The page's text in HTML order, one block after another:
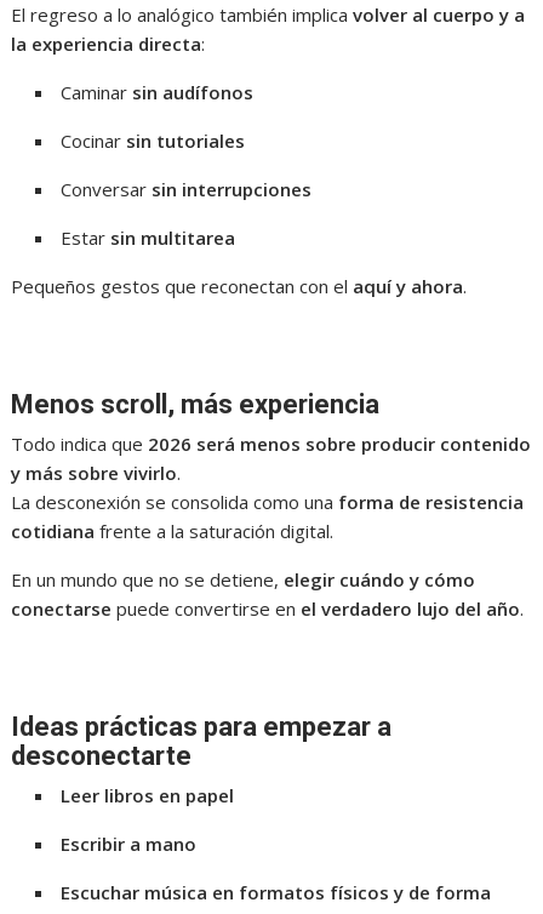
El regreso a lo analógico también implicavolver al cuerpo y a
la experiencia directa:
Caminar sin audífonos
Cocinar sin tutoriales
Conversar sin interrupciones
Estar sin multitarea
Pequeños gestos que reconectan con el aquí y ahora.
Menos scroll, más experiencia
Todo indica que 2026 será menos sobre producir contenido
y más sobre vivirlo.
La desconexión se consolida como una forma de resistencia
cotidiana frente a la saturación digital.
En un mundo que no se detiene, elegir cuándo y cómo
conectarse puede convertirse en el verdadero lujo del año.
Ideas prácticas para empezar a
desconectarte
Leer libros en papel
Escribir a mano
Escuchar música en formatos físicos y de forma